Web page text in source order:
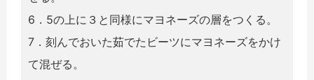
6．5の上に３と同様にマヨネーズの層をつくる。
7．刻んでおいた茹でたビーツにマヨネーズをかけ
て混ぜる。